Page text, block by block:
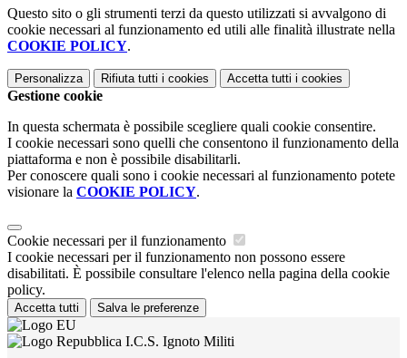
Questo sito o gli strumenti terzi da questo utilizzati si avvalgono di
cookie necessari al funzionamento ed utili alle finalità illustrate nella
COOKIE POLICY.
Personalizza Rifiuta tutti i cookies Accetta tutti i cookies
Gestione cookie
In questa schermata è possibile scegliere quali cookie consentire.
I cookie necessari sono quelli che consentono il funzionamento della
piattaforma e non è possibile disabilitarli.
Per conoscere quali sono i cookie necessari al funzionamento potete
visionare la COOKIE POLICY.
Cookie necessari per il funzionamento
I cookie necessari per il funzionamento non possono essere
disabilitati. È possibile consultare l'elenco nella pagina della cookie
policy.
Accetta tutti Salva le preferenze
I.C.S. Ignoto Militi